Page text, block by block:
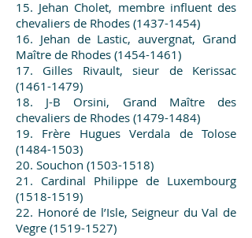
15. Jehan Cholet, membre influent des
chevaliers de Rhodes (1437-1454)
16. Jehan de Lastic, auvergnat, Grand
Maître de Rhodes (1454-1461)
17. Gilles Rivault, sieur de Kerissac
(1461-1479)
18. J-B Orsini, Grand Maître des
chevaliers de Rhodes (1479-1484)
19. Frère Hugues Verdala de Tolose
(1484-1503)
20. Souchon (1503-1518)
21. Cardinal Philippe de Luxembourg
(1518-1519)
22. Honoré de l’Isle, Seigneur du Val de
Vegre (1519-1527)